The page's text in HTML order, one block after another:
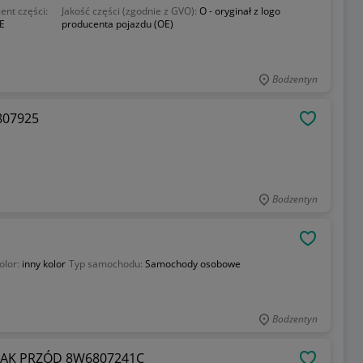
części:
Jakość części (zgodnie z GVO): O - oryginał z logo
producenta pojazdu (OE)
Bodzentyn
Bodzentyn
inny kolor Typ samochodu: Samochody osobowe
Bodzentyn
PRZÓD 8W6807241C